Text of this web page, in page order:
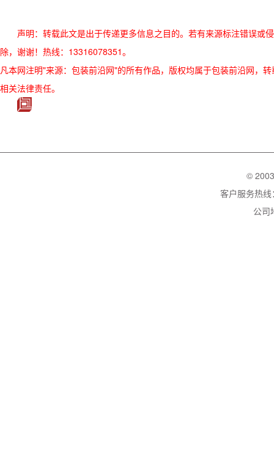
声明：转载此文是出于传递更多信息之目的。若有来源标注错误或
除，谢谢！热线：13316078351。
凡本网注明"来源：包装前沿网"的所有作品，版权均属于包装前沿网，
相关法律责任。
©
客户服务热
公司